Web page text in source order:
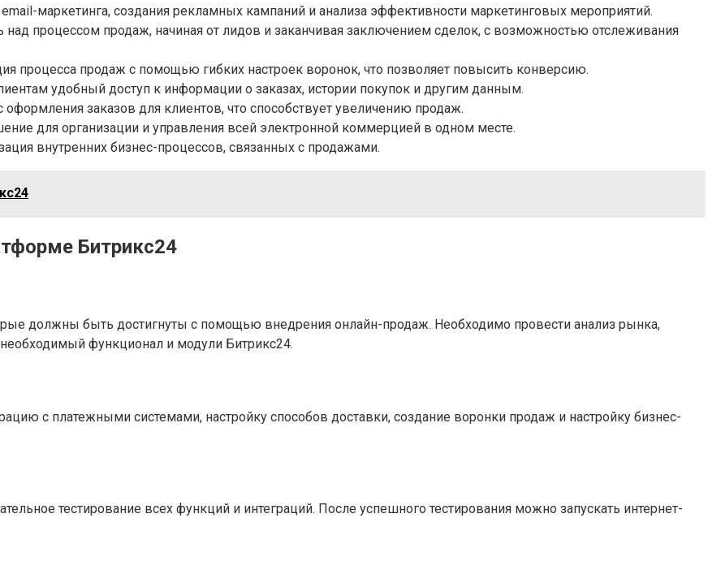
маркетинга, создания рекламных кампаний и анализа эффективности маркетинговых мероприятий.
над процессом продаж, начиная от лидов и заканчивая заключением сделок, с возможностью отслеживания
процесса продаж с помощью гибких настроек воронок, что позволяет повысить конверсию.
удобный доступ к информации о заказах, истории покупок и другим данным.
заказов для клиентов, что способствует увеличению продаж.
для организации и управления всей электронной коммерцией в одном месте.
внутренних бизнес-процессов, связанных с продажами.
Битрикс24
должны быть достигнуты с помощью внедрения онлайн-продаж. Необходимо провести анализ рынка,
функционал и модули Битрикс24.
с платежными системами, настройку способов доставки, создание воронки продаж и настройку бизнес-
тестирование всех функций и интеграций. После успешного тестирования можно запускать интернет-